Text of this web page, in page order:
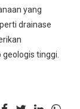
yang
drainase
tinggi.